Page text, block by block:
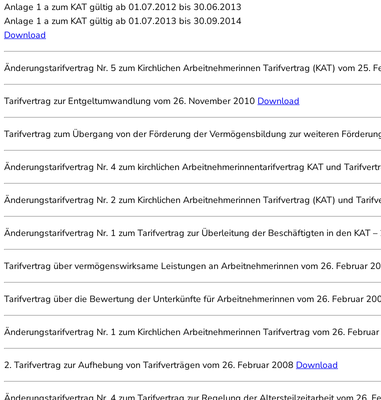
Anlage 1 a zum KAT gültig ab 01.07.2012 bis 30.06.2013
Anlage 1 a zum KAT gültig ab 01.07.2013 bis 30.09.2014
Download
Änderungstarifvertrag Nr. 5 zum Kirchlichen Arbeitnehmerinnen Tarifvertrag (KAT) vom 25.
Tarifvertrag zur Entgeltumwandlung vom 26. November 2010 Download
Tarifvertrag zum Übergang von der Förderung der Vermögensbildung zur weiteren
Änderungstarifvertrag Nr. 4 zum kirchlichen Arbeitnehmerinnentarifvertrag KAT und
Änderungstarifvertrag Nr. 2 zum Kirchlichen Arbeitnehmerinnen Tarifvertrag (KAT) und
Änderungstarifvertrag Nr. 1 zum Tarifvertrag zur Überleitung der Beschäftigten in den KAT
Tarifvertrag über vermögenswirksame Leistungen an Arbeitnehmerinnen vom 26. Februar
Tarifvertrag über die Bewertung der Unterkünfte für Arbeitnehmerinnen vom 26. Februar
Änderungstarifvertrag Nr. 1 zum Kirchlichen Arbeitnehmerinnen Tarifvertrag vom 26.
2. Tarifvertrag zur Aufhebung von Tarifverträgen vom 26. Februar 2008 Download